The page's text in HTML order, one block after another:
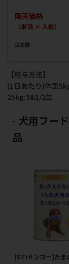
販売価格
（単価 × 入数）
注文数
【給与方法】
(1日あたり)体重
25kg:3&1/2缶
犬用フー
品
[STIサンヨー]たま